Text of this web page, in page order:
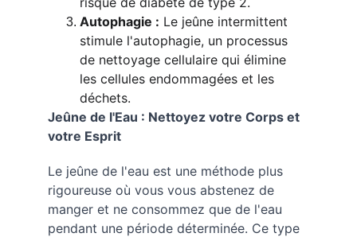
Autophagie : Le jeûne intermittent
stimule l'autophagie, un processus
de nettoyage cellulaire qui élimine
les cellules endommagées et les
déchets.
Jeûne de l'Eau : Nettoyez votre Corps et
votre Esprit
Le jeûne de l'eau est une méthode plus
rigoureuse où vous vous abstenez de
manger et ne consommez que de l'eau
pendant une période déterminée. Ce type